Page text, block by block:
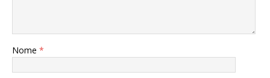
Nome *